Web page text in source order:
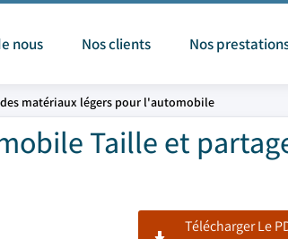
nous Nos clients Nos
des matériaux légers pour l'automobile
Taille et
Télécharger Le